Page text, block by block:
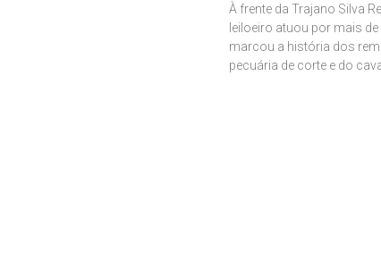
À frente da Trajano Silva
leiloeiro atuou por mais
marcou a história dos
pecuária de corte e do